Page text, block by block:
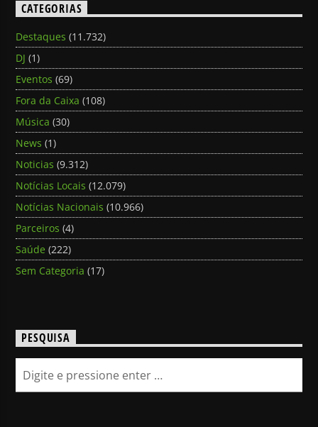
CATEGORIAS
Destaques (11.732)
DJ (1)
Eventos (69)
Fora da Caixa (108)
Música (30)
News (1)
Noticias (9.312)
Notícias Locais (12.079)
Notícias Nacionais (10.966)
Parceiros (4)
Saúde (222)
Sem Categoria (17)
PESQUISA